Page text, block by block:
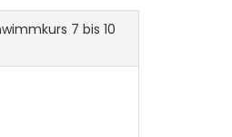
7 bis 10